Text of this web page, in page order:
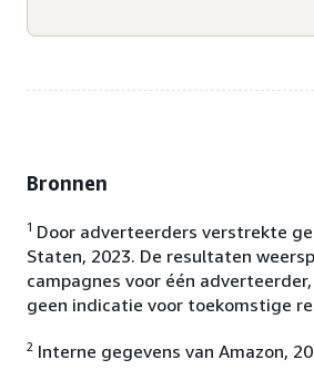
Bronnen
1 Door adverteerders verstrekte
Staten, 2023. De resultaten
campagnes voor één
geen indicatie voor toekomstige
2 Interne gegevens van Amazon,